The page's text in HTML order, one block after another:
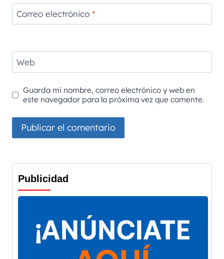
Correo electrónico *
Web
Guarda mi nombre, correo electrónico y web en
este navegador para la próxima vez que comente.
Publicidad